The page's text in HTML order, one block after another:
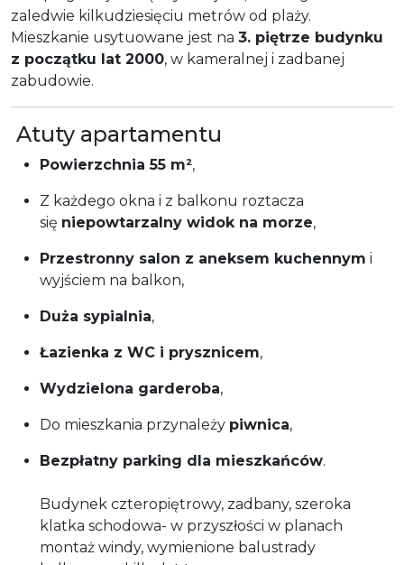
zaledwie kilkudziesięciu metrów od plaży.
Mieszkanie usytuowane jest na 3. piętrze budynku
z początku lat 2000, w kameralnej i zadbanej
zabudowie.
Atuty apartamentu
Powierzchnia 55 m²,
Z każdego okna i z balkonu roztacza
się niepowtarzalny widok na morze,
Przestronny salon z aneksem kuchennym i
wyjściem na balkon,
Duża sypialnia,
Łazienka z WC i prysznicem,
Wydzielona garderoba,
Do mieszkania przynależy piwnica,
Bezpłatny parking dla mieszkańców.
Budynek czteropiętrowy, zadbany, szeroka
klatka schodowa- w przyszłości w planach
montaż windy, wymienione balustrady